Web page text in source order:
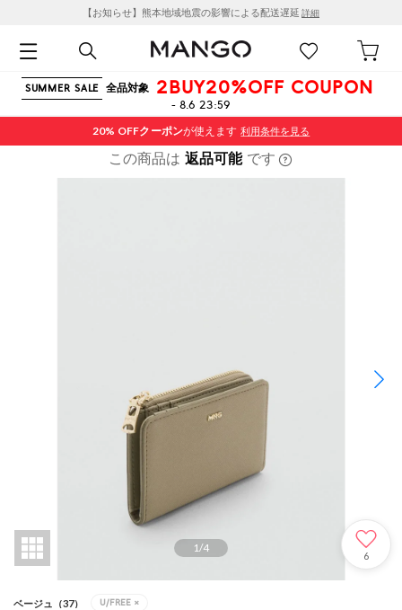
【お知らせ】熊本地域地震の影響による配送遅延 詳細
SUMMER SALE 全品対象 2BUY20%OFF COUPON
- 8.6 23:59
20% OFFクーポンが使えます 利用条件を見る
この商品は 返品可能 です
1/4
6
ベージュ（37） U/FREE ×